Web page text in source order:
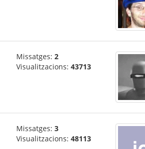
Missatges: 2
Visualitzacions: 43713
Missatges: 3
Visualitzacions: 48113